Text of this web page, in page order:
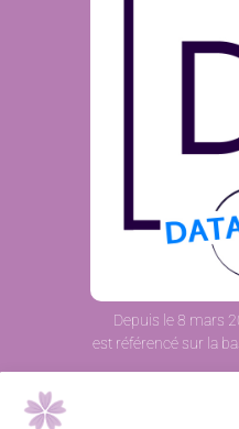
Depuis le 8 mars
est référencé sur la